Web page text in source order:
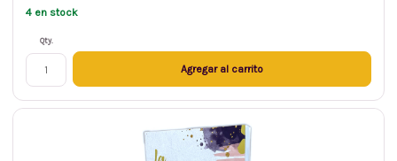
4 en stock
Qty.
Agregar al carrito